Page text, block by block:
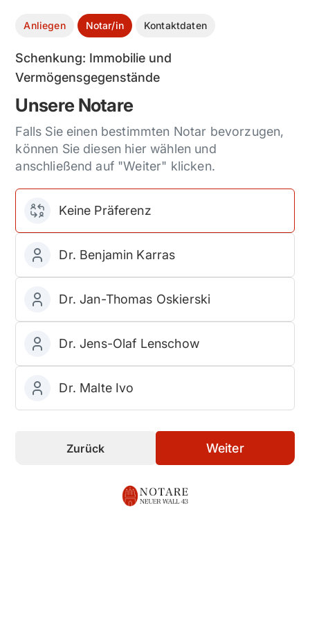
Anliegen Notar/in Kontaktdaten
Schenkung: Immobilie und
Vermögensgegenstände
Unsere Notare
Falls Sie einen bestimmten Notar bevorzugen,
können Sie diesen hier wählen und
anschließend auf "Weiter" klicken.
Keine Präferenz
Dr. Benjamin Karras
Dr. Jan-Thomas Oskierski
Dr. Jens-Olaf Lenschow
Dr. Malte Ivo
Zurück Weiter